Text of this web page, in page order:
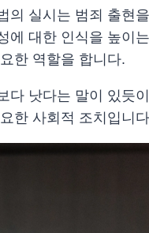
의 실시는 범죄 출현
에 대한 인식을 높이
한 역할을 합니다.
다 낫다는 말이 있듯
한 사회적 조치입니